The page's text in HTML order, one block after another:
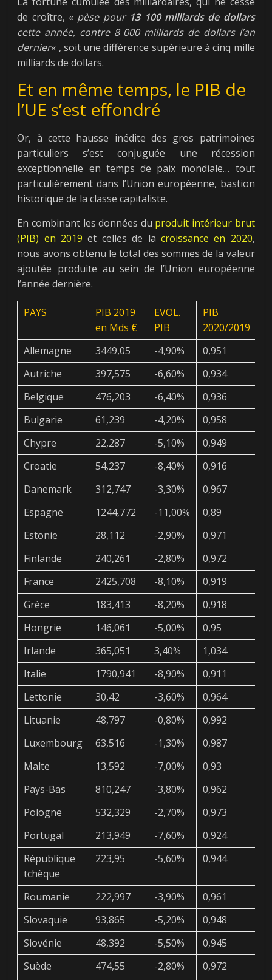
de croître, « pèse pour 13 100 milliards de dollars
cette année, contre 8 000 milliards de dollars l’an
dernier« , soit une différence supérieure à cinq mille
milliards de dollars.
Et en même temps, le PIB de
l’UE s’est effondré
Or, à cette hausse inédite des gros patrimoines
particuliers s’est conjuguée une récession
exceptionnelle en temps de paix mondiale… tout
particulièrement dans l’Union européenne, bastion
historique de la classe capitaliste.
En combinant les données du produit intérieur brut
(PIB) en 2019 et celles de la croissance en 2020,
nous avons obtenu le total des sommes de la valeur
ajoutée produite au sein de l’Union européenne
l’année dernière.
PAYS
PIB 2019
en Mds €
EVOL.
PIB
PIB
2020/2019
Allemagne
3449,05 -4,90% 0,951
Autriche
397,575 -6,60% 0,934
Belgique
476,203 -6,40% 0,936
Bulgarie
61,239 -4,20% 0,958
Chypre
22,287 -5,10% 0,949
Croatie
54,237 -8,40% 0,916
Danemark
312,747 -3,30% 0,967
Espagne
1244,772 -11,00% 0,89
Estonie
28,112 -2,90% 0,971
Finlande
240,261 -2,80% 0,972
France
2425,708 -8,10% 0,919
Grèce
183,413 -8,20% 0,918
Hongrie
146,061 -5,00% 0,95
Irlande
365,051 3,40% 1,034
Italie
1790,941 -8,90% 0,911
Lettonie
30,42 -3,60% 0,964
Lituanie
48,797 -0,80% 0,992
Luxembourg
63,516 -1,30% 0,987
Malte
13,592 -7,00% 0,93
Pays-Bas
810,247 -3,80% 0,962
Pologne
532,329 -2,70% 0,973
Portugal
213,949 -7,60% 0,924
République
tchèque
223,95 -5,60% 0,944
Roumanie 222,997 -3,90% 0,961
Slovaquie
93,865 -5,20% 0,948
Slovénie
48,392 -5,50% 0,945
Suède
474,55 -2,80% 0,972